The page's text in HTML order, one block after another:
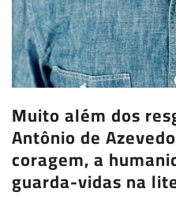
Muito além dos
Antônio de
coragem, a
guarda-vidas na